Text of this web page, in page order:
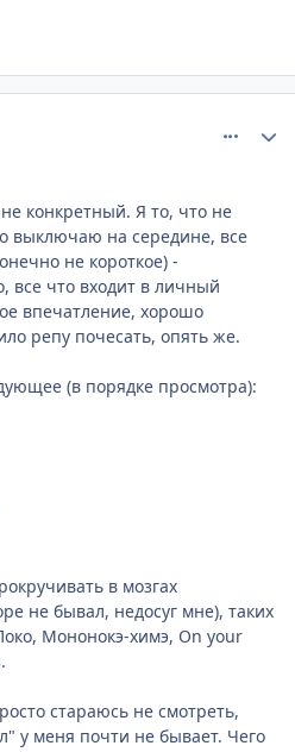
конкретный. Я то, что не
выключаю на середине, все
не короткое) -
все что входит в личный
впечатление, хорошо
репу почесать, опять же.
(в порядке просмотра):
в мозгах
не бывал, недосуг мне), таких
Мононокэ-химэ, On your
стараюсь не смотреть,
у меня почти не бывает. Чего